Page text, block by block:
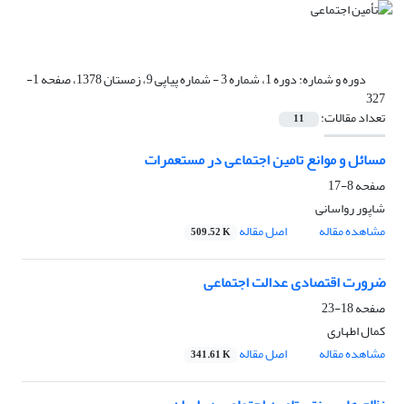
دوره و شماره: دوره 1، شماره 3 - شماره پیاپی 9، زمستان 1378، صفحه 1-
327
تعداد مقالات: 11
مسائل و موانع تامین اجتماعی در مستعمرات
صفحه8-17
شاپور رواسانی
مشاهده مقاله
اصل مقاله 509.52 K
ضرورت اقتصادی عدالت اجتماعی
صفحه18-23
کمال اطهاری
مشاهده مقاله
اصل مقاله 341.61 K